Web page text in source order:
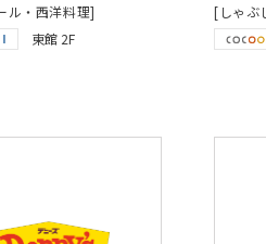
ル・西洋料理]
東館 2F
[しゃぶ